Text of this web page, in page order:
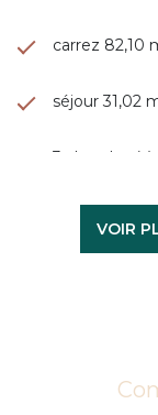
carrez 82,10
séjour 31,02
3 chambre(s)
cuisine
Chauffage
VOIR